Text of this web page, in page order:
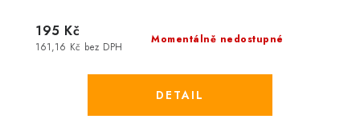
Momentálně nedostupné
161,16 Kč bez DPH
195 Kč